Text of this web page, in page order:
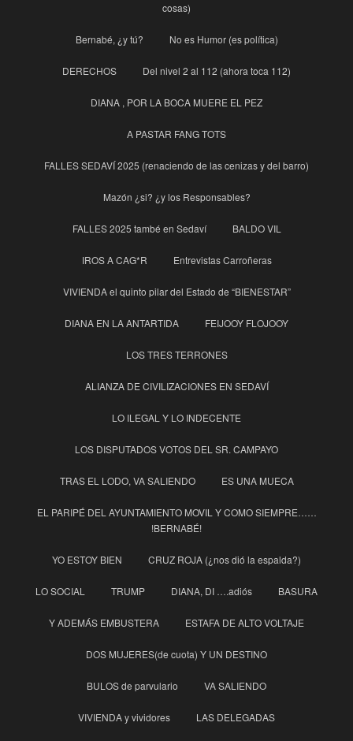
cosas)
Bernabé, ¿y tú? No es Humor (es política)
DERECHOS Del nivel 2 al 112 (ahora toca 112)
DIANA , POR LA BOCA MUERE EL PEZ
A PASTAR FANG TOTS
FALLES SEDAVÍ 2025 (renaciendo de las cenizas y del barro)
Mazón ¿si? ¿y los Responsables?
FALLES 2025 també en Sedaví BALDO VIL
IROS A CAG*R Entrevistas Carroñeras
VIVIENDA el quinto pilar del Estado de “BIENESTAR”
DIANA EN LA ANTARTIDA FEIJOOY FLOJOOY
LOS TRES TERRONES
ALIANZA DE CIVILIZACIONES EN SEDAVÍ
LO ILEGAL Y LO INDECENTE
LOS DISPUTADOS VOTOS DEL SR. CAMPAYO
TRAS EL LODO, VA SALIENDO ES UNA MUECA
EL PARIPÉ DEL AYUNTAMIENTO MOVIL Y COMO SIEMPRE……
!BERNABÉ!
YO ESTOY BIEN CRUZ ROJA (¿nos dió la espalda?)
LO SOCIAL TRUMP DIANA, DI ….adiós BASURA
Y ADEMÁS EMBUSTERA ESTAFA DE ALTO VOLTAJE
DOS MUJERES(de cuota) Y UN DESTINO
BULOS de parvulario VA SALIENDO
VIVIENDA y vividores LAS DELEGADAS